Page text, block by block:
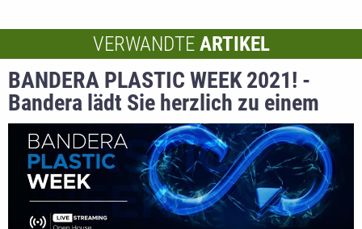
VERWANDTE ARTIKEL
BANDERA PLASTIC WEEK 2021! -
Bandera lädt Sie herzlich zu einem
virtuellen Tag der offenen Tür ein